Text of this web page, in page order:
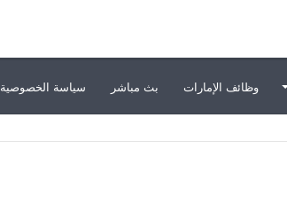
وظائف الإمارات بث مباشر سياسة الخصوصية